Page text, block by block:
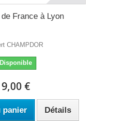
France à Lyon
CHAMPDOR
Disponible
9,00 €
panier Détails